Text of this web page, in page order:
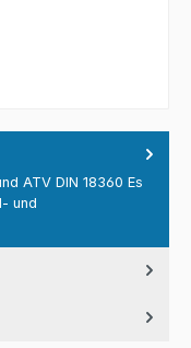
ATV DIN 18360 Es
und